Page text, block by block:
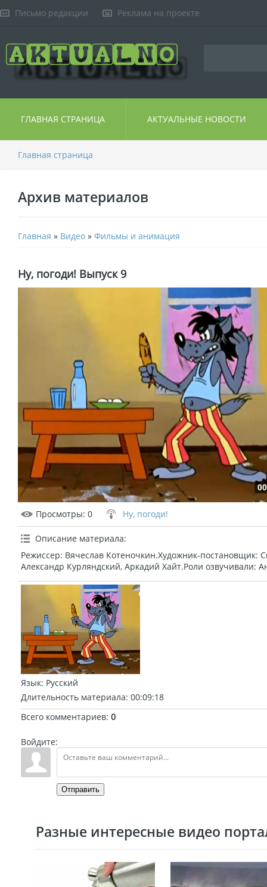
Письмо редакции Реклама на проекте
ГЛАВНАЯ СТРАНИЦА АКТУАЛЬНЫЕ НОВОСТИ
Главная страница
Архив материалов
Главная » Видео » Фильмы и анимация
Ну, погоди! Выпуск 9
Просмотры: 0 Ну, погоди!
Описание материала:
Режиссер: Вячеслав Котеночкин.Художник-постановщик:
Александр Курляндский, Аркадий Хайт.Роли озвучивали:
Язык: Русский
Длительность материала: 00:09:18
Всего комментариев: 0
Войдите:
Отправить
Разные интересные видео